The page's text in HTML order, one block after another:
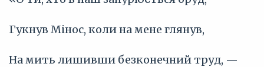
Гукнув Мінос, коли на мене глянув,
На мить лишивши безконечний труд, —